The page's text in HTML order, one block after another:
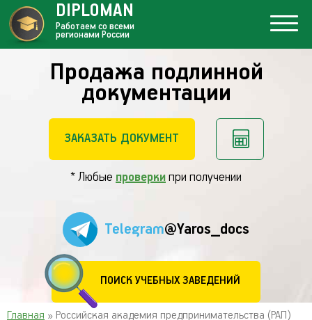
Продажа подлинной
документации
ЗАКАЗАТЬ ДОКУМЕНТ
* Любые проверки при получении
Telegram@Yaros_docs
ПОИСК УЧЕБНЫХ ЗАВЕДЕНИЙ
DIPLOMAN
Работаем со всеми
регионами России
Главная » Российская академия предпринимательства (РАП)